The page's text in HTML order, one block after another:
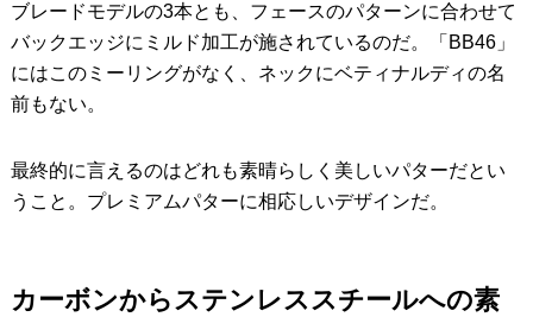
ブレードモデルの3本とも、フェースのパターンに合わせて
バックエッジにミルド加工が施されているのだ。「BB46」
にはこのミーリングがなく、ネックにベティナルディの名
前もない。
最終的に言えるのはどれも素晴らしく美しいパターだとい
うこと。プレミアムパターに相応しいデザインだ。
カーボンからステンレススチールへの素